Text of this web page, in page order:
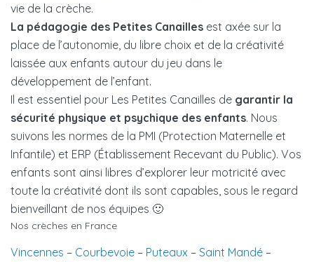
vie de la crèche.
La pédagogie des Petites Canailles est axée sur la
place de l’autonomie, du libre choix et de la créativité
laissée aux enfants autour du jeu dans le
développement de l’enfant.
Il est essentiel pour Les Petites Canailles de garantir la
sécurité physique et psychique des enfants. Nous
suivons les normes de la PMI (Protection Maternelle et
Infantile) et ERP (Établissement Recevant du Public). Vos
enfants sont ainsi libres d’explorer leur motricité avec
toute la créativité dont ils sont capables, sous le regard
bienveillant de nos équipes 🙂
Nos crèches en France
Vincennes – Courbevoie – Puteaux – Saint Mandé –